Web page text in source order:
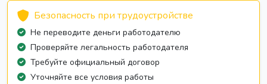
Безопасность при трудоустройстве
Не переводите деньги работодателю
Проверяйте легальность работодателя
Требуйте официальный договор
Уточняйте все условия работы